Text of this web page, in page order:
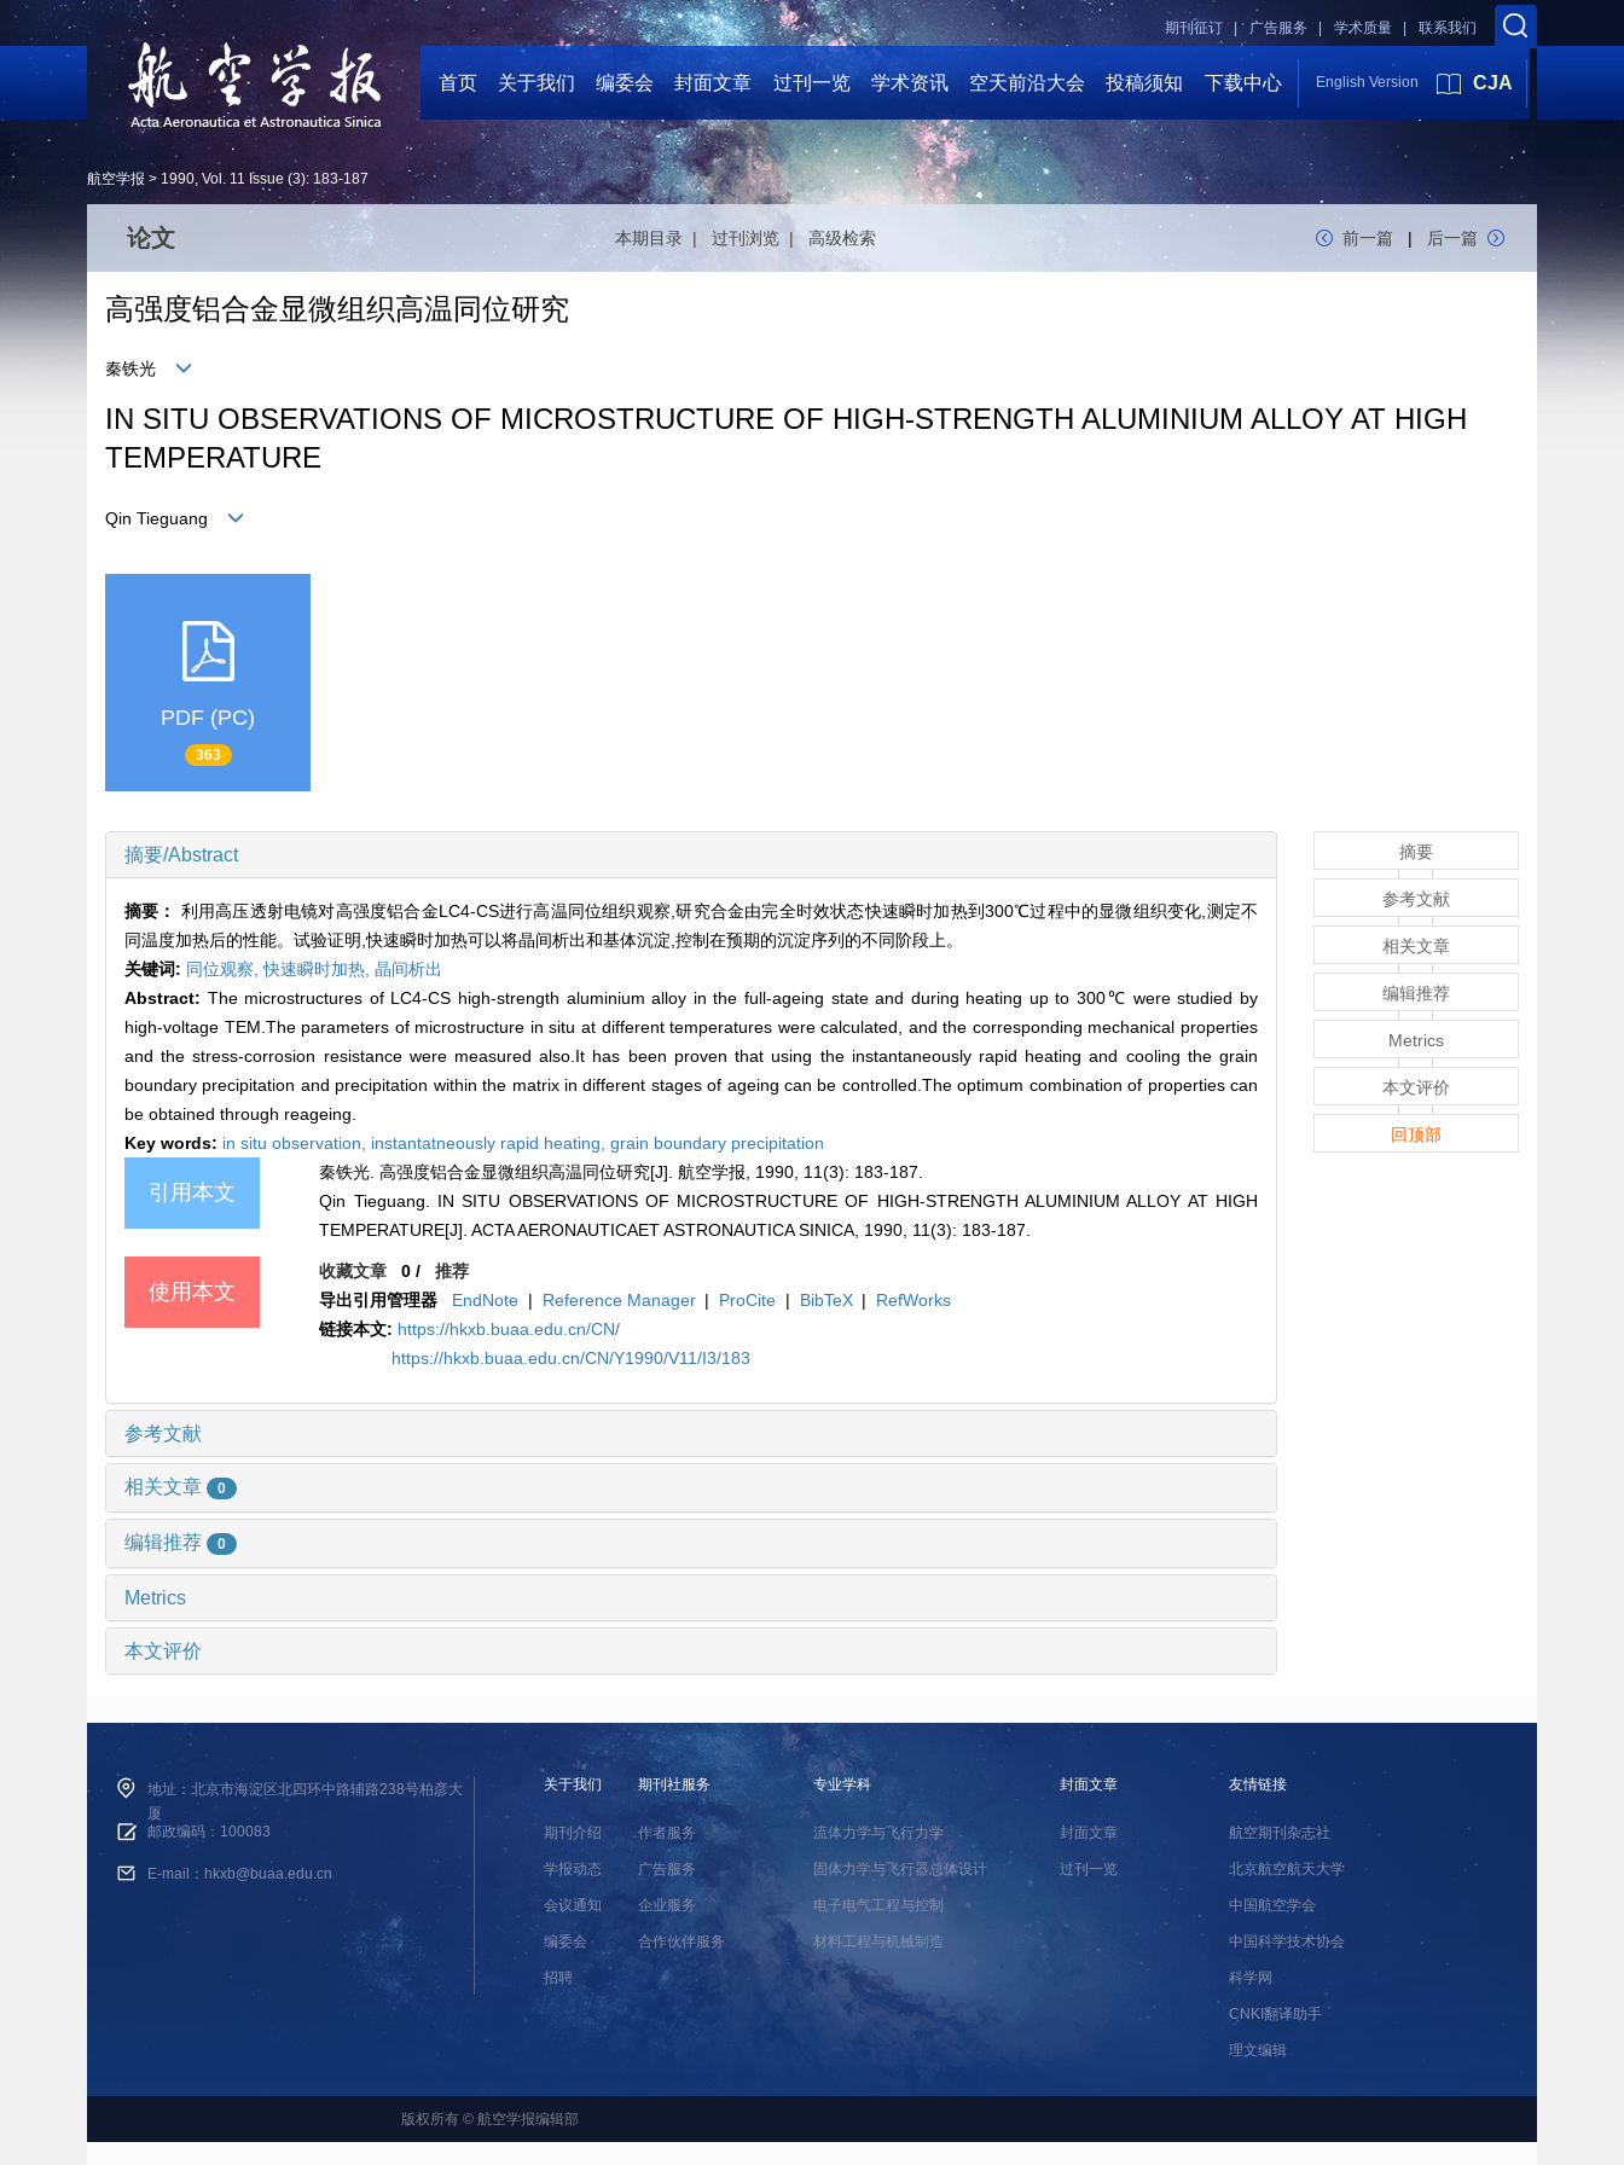
联系我们
学术质量 |
广告服务 |
期刊征订 |
首页 关于我们 编委会 封面文章 过刊一览 学术资讯 空天前沿大会 投稿须知 下载中心 English Version CJA
航空学报 > 1990, Vol. 11 Issue (3): 183-187
论文 本期目录 | 过刊浏览 | 高级检索 前一篇 | 后一篇
高强度铝合金显微组织高温同位研究
秦铁光
IN SITU OBSERVATIONS OF MICROSTRUCTURE OF HIGH-STRENGTH ALUMINIUM ALLOY AT HIGH
TEMPERATURE
Qin Tieguang
PDF (PC)
363
摘要/Abstract
摘要： 利用高压透射电镜对高强度铝合金LC4-CS进行高温同位组织观察,研究合金由完全时效状态快速瞬时加热到300℃过程中的显微组织变化,测定不
同温度加热后的性能。试验证明,快速瞬时加热可以将晶间析出和基体沉淀,控制在预期的沉淀序列的不同阶段上。
关键词: 同位观察,快速瞬时加热, 晶间析出
Abstract: The microstructures of LC4-CS high-strength aluminium alloy in the full-ageing state and during heating up to 300℃ were studied by
high-voltage TEM.The parameters of microstructure in situ at different temperatures were calculated, and the corresponding mechanical properties
and the stress-corrosion resistance were measured also.It has been proven that using the instantaneously rapid heating and cooling the grain
boundary precipitation and precipitation within the matrix in different stages of ageing can be controlled.The optimum combination of properties can
be obtained through reageing.
Key words: in situ observation, instantatneously rapid heating, grain boundary precipitation
引用本文
秦铁光. 高强度铝合金显微组织高温同位研究[J]. 航空学报, 1990, 11(3): 183-187.
Qin Tieguang. IN SITU OBSERVATIONS OF MICROSTRUCTURE OF HIGH-STRENGTH ALUMINIUM ALLOY AT HIGH
TEMPERATURE[J]. ACTA AERONAUTICAET ASTRONAUTICA SINICA, 1990, 11(3): 183-187.
使用本文
收藏文章 0 /推荐
导出引用管理器
EndNote | Reference Manager | ProCite | BibTeX |
RefWorks
链接本文: https://hkxb.buaa.edu.cn/CN/
https://hkxb.buaa.edu.cn/CN/Y1990/V11/I3/183
参考文献
相关文章 0
编辑推荐 0
Metrics
本文评价
摘要
参考文献
相关文章
编辑推荐
Metrics
本文评价
回顶部
地址：北京市海淀区北四环中路辅路238号柏彦大
厦
邮政编码：100083
E-mail：hkxb@buaa.edu.cn
关于我们
期刊介绍
学报动态
会议通知
编委会
招聘
期刊社服务
作者服务
广告服务
企业服务
合作伙伴服务
专业学科
流体力学与飞行力学
固体力学与飞行器总体设计
电子电气工程与控制
材料工程与机械制造
封面文章
封面文章
过刊一览
友情链接
航空期刊杂志社
北京航空航天大学
中国航空学会
中国科学技术协会
科学网
CNKI翻译助手
理文编辑
版权所有 © 航空学报编辑部